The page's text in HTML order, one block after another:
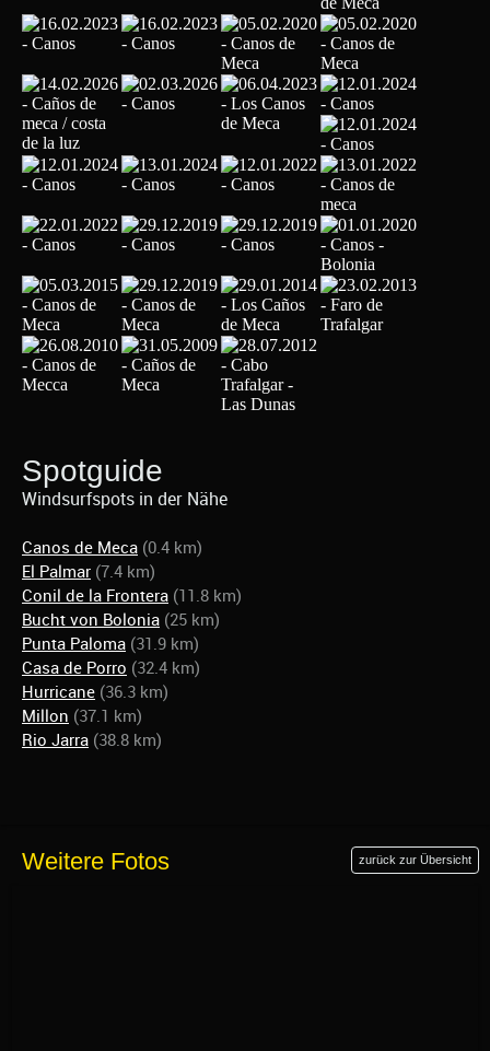
Spotguide
Windsurfspots in der Nähe
Canos de Meca (0.4 km)
El Palmar (7.4 km)
Conil de la Frontera (11.8 km)
Bucht von Bolonia (25 km)
Punta Paloma (31.9 km)
Casa de Porro (32.4 km)
Hurricane (36.3 km)
Millon (37.1 km)
Rio Jarra (38.8 km)
Weitere Fotos zurück zur Übersicht